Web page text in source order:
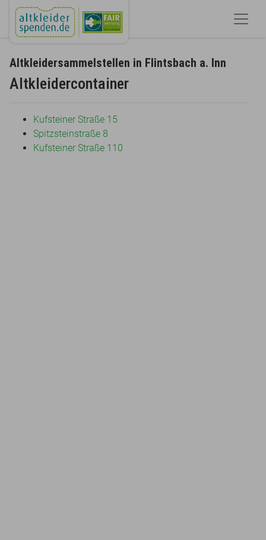
Altkleidersammelstellen in Flintsbach a. Inn
Altkleidercontainer
Kufsteiner Straße 15
Spitzsteinstraße 8
Kufsteiner Straße 110